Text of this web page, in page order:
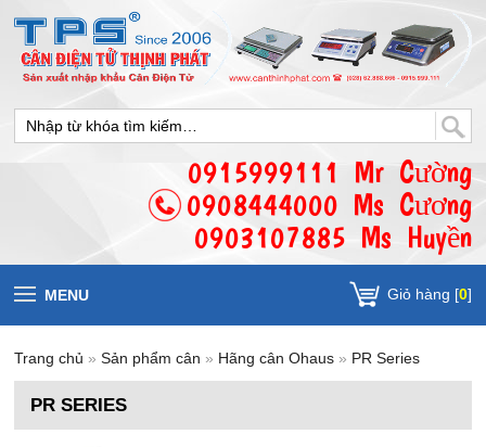
0915999111 Mr Cường
0908444000 Ms Cương
0903107885 Ms Huyền
MENU Giỏ hàng [0]
Trang chủ »Sản phẩm cân » Hãng cân Ohaus » PR Series
PR SERIES